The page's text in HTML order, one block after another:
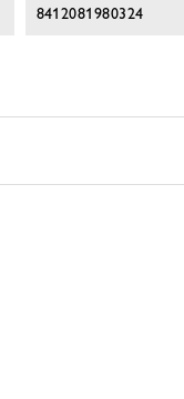
8412081980324